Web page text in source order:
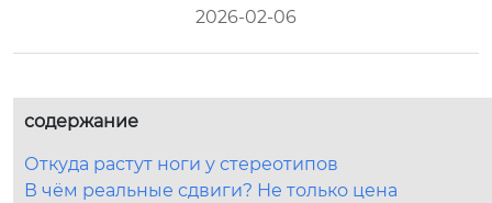
2026-02-06
содержание
Откуда растут ноги у стереотипов
В чём реальные сдвиги? Не только цена